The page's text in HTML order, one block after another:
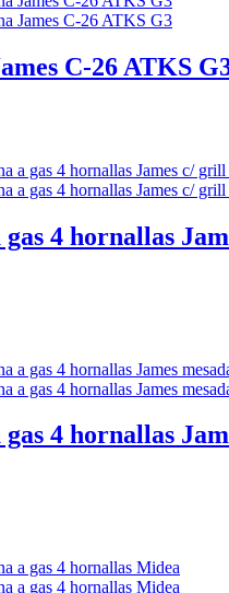
C-26 ATKS
gas 4 hornallas
4 hornallas